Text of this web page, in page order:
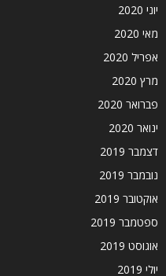
יוני 2020
מאי 2020
אפריל 2020
מרץ 2020
פברואר 2020
ינואר 2020
דצמבר 2019
נובמבר 2019
אוקטובר 2019
ספטמבר 2019
אוגוסט 2019
יולי 2019